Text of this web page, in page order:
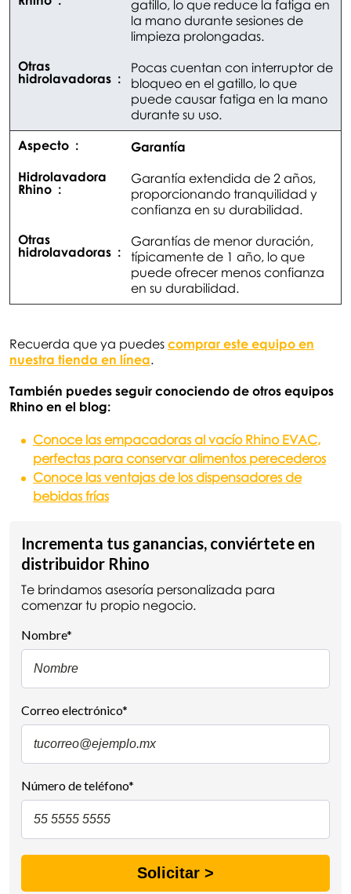
gatillo, lo que reduce la fatiga en
la mano durante sesiones de
limpieza prolongadas.
Pocas cuentan con interruptor de
bloqueo en el gatillo, lo que
puede causar fatiga en la mano
durante su uso.
Garantía
Garantía extendida de 2 años,
proporcionando tranquilidad y
confianza en su durabilidad.
Garantías de menor duración,
típicamente de 1 año, lo que
puede ofrecer menos confianza
en su durabilidad.
Recuerda que ya puedes comprar este equipo en
nuestra tienda en línea.
También puedes seguir conociendo de otros equipos
Rhino en el blog:
Conoce las empacadoras al vacío Rhino EVAC,
perfectas para conservar alimentos perecederos
Conoce las ventajas de los dispensadores de
bebidas frías
Incrementa tus ganancias, conviértete en
distribuidor Rhino
Te brindamos asesoría personalizada para
comenzar tu propio negocio.
Nombre*
Correo electrónico*
Número de teléfono*